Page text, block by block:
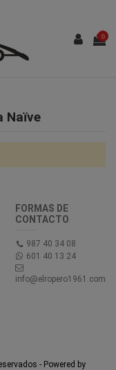
0
Naïve
FORMAS DE
CONTACTO
987 40 34 08
601 40 13 24
info@elropero1961.com
- Powered by